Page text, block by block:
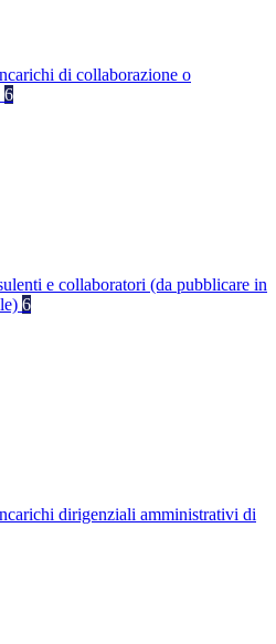
di collaborazione o
6
e collaboratori (da pubblicare in
6
dirigenziali amministrativi di